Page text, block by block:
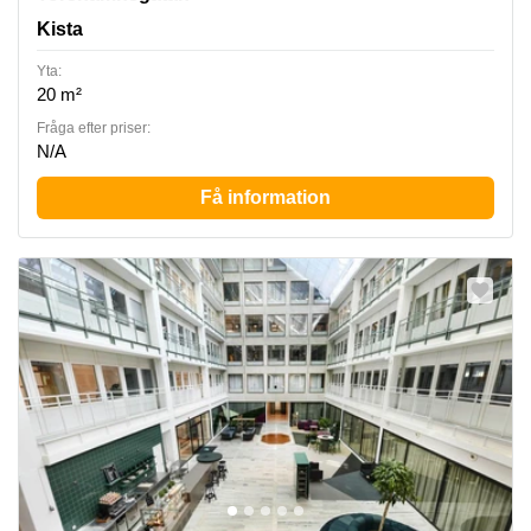
Kista
Yta:
20 m²
Fråga efter priser:
N/A
Få information